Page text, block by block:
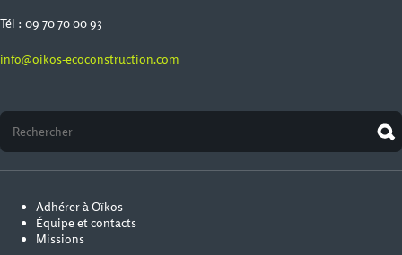
Tél : 09 70 70 00 93
info@oikos-ecoconstruction.com
Adhérer à Oïkos
Équipe et contacts
Missions